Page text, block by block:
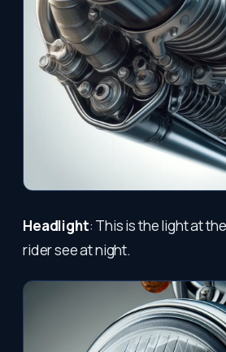
Headlight: This is the light at
rider see at night.